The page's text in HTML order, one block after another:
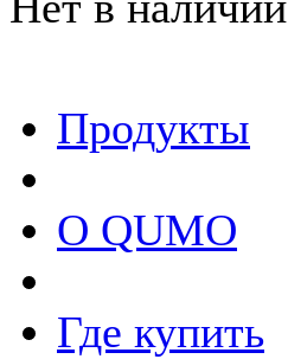
Продукты
О QUMO
Где купить